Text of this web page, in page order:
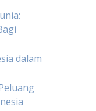
dalam